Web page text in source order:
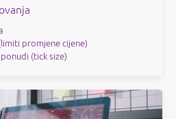
promjene cijene)
(tick size)